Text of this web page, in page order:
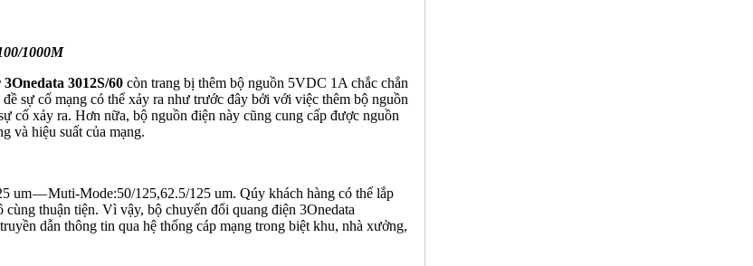
1000M
3012S/60 còn trang bị thêm bộ nguồn 5VDC 1A chắc chắn
sự cố mạng có thể xảy ra như trước đây bởi với việc thêm bộ nguồn
cố xảy ra. Hơn nữa, bộ nguồn điện này cũng cung cấp được nguồn
và hiệu suất của mạng.
um — Muti-Mode:50/125,62.5/125 um. Qúy khách hàng có thể lắp
thuận tiện. Vì vậy, bộ chuyển đổi quang điện 3Onedata
dẫn thông tin qua hệ thống cáp mạng trong biệt khu, nhà xưởng,